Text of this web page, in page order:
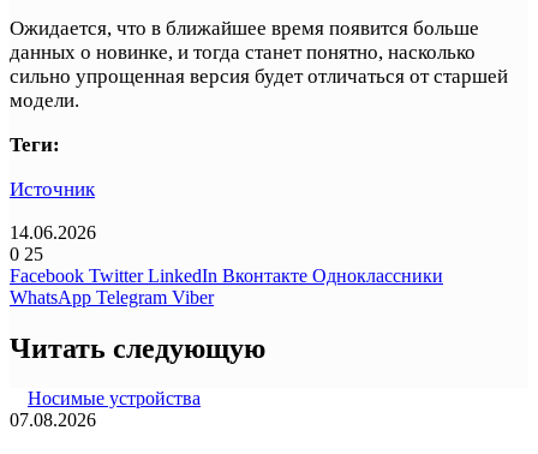
Ожидается, что в ближайшее время появится больше
данных о новинке, и тогда станет понятно, насколько
сильно упрощенная версия будет отличаться от старшей
модели.
Теги:
Источник
14.06.2026
0 25
Facebook Twitter LinkedIn Вконтакте Одноклассники
WhatsApp Telegram Viber
Читать следующую
Носимые устройства
07.08.2026